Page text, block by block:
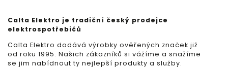
Calta Elektro je tradiční český prodejce
elektrospotřebičů
Calta Elektro dodává výrobky ověřených značek již
od roku 1995. Našich zákazníků si vážíme a snažíme
se jim nabídnout ty nejlepší produkty a služby.